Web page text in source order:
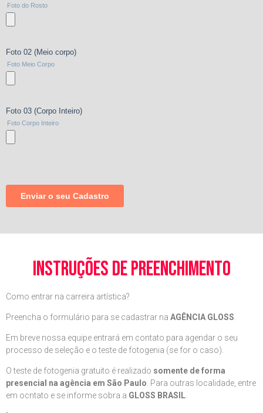
instruções de preenchimento
Como entrar na carreira artística?
Preencha o formulário para se cadastrar na AGÊNCIA GLOSS
Em breve nossa equipe entrará em contato para agendar o seu
processo de seleção e o teste de fotogenia (se for o caso).
O teste de fotogenia gratuito é realizado somente de forma
presencial na agência em São Paulo . Para outras localidade, entre
em ocntato e se informe sobra a GLOSS BRASIL